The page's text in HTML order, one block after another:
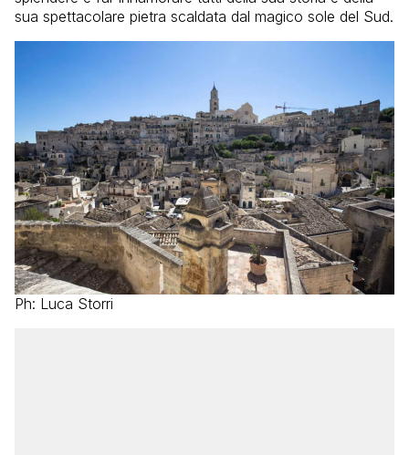
sua spettacolare pietra scaldata dal magico sole del Sud.
Ph: Luca Storri